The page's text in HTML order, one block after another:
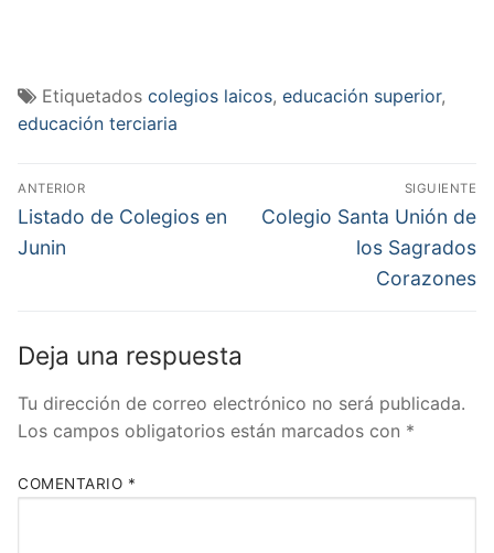
Etiquetados colegios laicos, educación superior,
educación terciaria
Navegación
de
entradas
ANTERIOR
Entrada
anterior:
Listado de Colegios en
Junin
SIGUIENTE
Entrada
Colegio Santa Unión de
los Sagrados
Corazones
Deja una respuesta
Tu dirección de correo electrónico no será publicada.
Los campos obligatorios están marcados con *
COMENTARIO *